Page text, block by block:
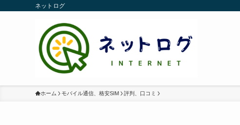
ネットログ
ホーム モバイル通信、格安SIM 評判、口コミ